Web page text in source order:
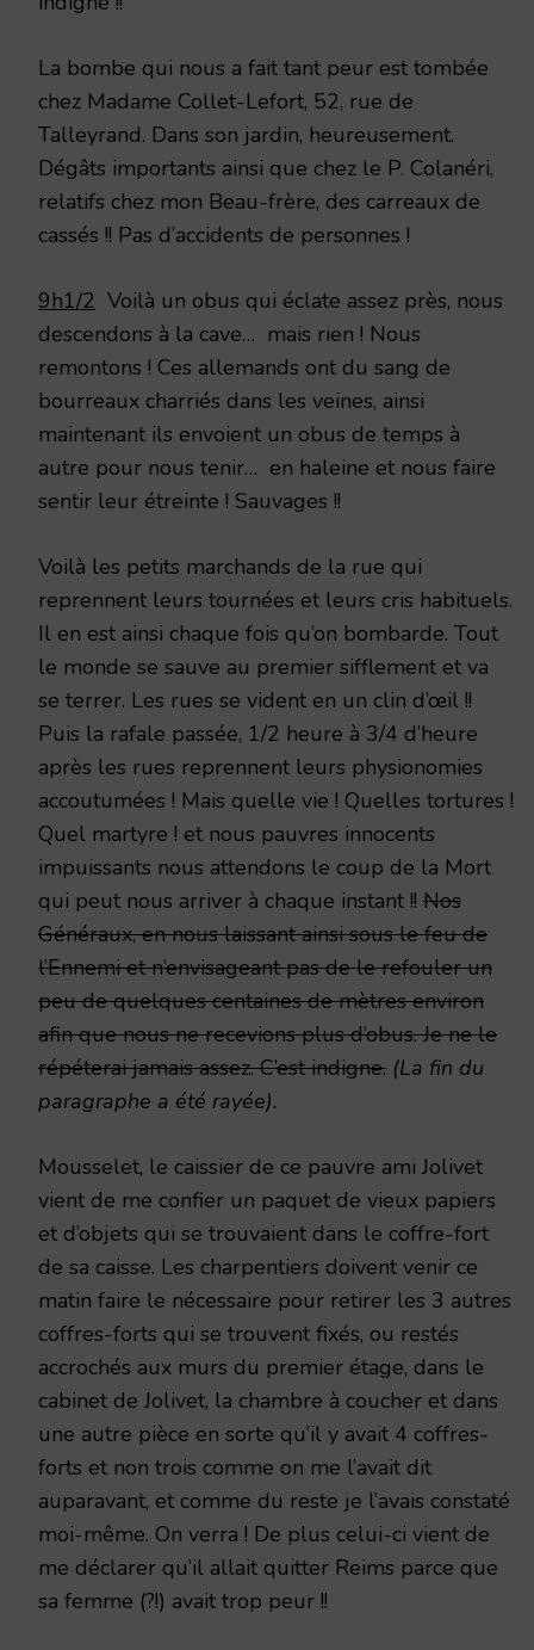
La bombe qui nous a fait tant peur est tombée
chez Madame Collet-Lefort, 52, rue de
Talleyrand. Dans son jardin, heureusement.
Dégâts importants ainsi que chez le P. Colanéri,
relatifs chez mon Beau-frère, des carreaux de
cassés !! Pas d’accidents de personnes !
9h1/2 Voilà un obus qui éclate assez près, nous
descendons à la cave… mais rien ! Nous
remontons ! Ces allemands ont du sang de
bourreaux charriés dans les veines, ainsi
maintenant ils envoient un obus de temps à
autre pour nous tenir… en haleine et nous faire
sentir leur étreinte ! Sauvages !!
Voilà les petits marchands de la rue qui
reprennent leurs tournées et leurs cris habituels.
Il en est ainsi chaque fois qu’on bombarde. Tout
le monde se sauve au premier sifflement et va
se terrer. Les rues se vident en un clin d’œil !!
Puis la rafale passée, 1/2 heure à 3/4 d’heure
après les rues reprennent leurs physionomies
accoutumées ! Mais quelle vie ! Quelles tortures !
Quel martyre ! et nous pauvres innocents
impuissants nous attendons le coup de la Mort
qui peut nous arriver à chaque instant !! Nos
Généraux, en nous laissant ainsi sous le feu de
l’Ennemi et n’envisageant pas de le refouler un
peu de quelques centaines de mètres environ
afin que nous ne recevions plus d’obus. Je ne le
répéterai jamais assez. C’est indigne. (La fin du
paragraphe a été rayée).
Mousselet, le caissier de ce pauvre ami Jolivet
vient de me confier un paquet de vieux papiers
et d’objets qui se trouvaient dans le coffre-fort
de sa caisse. Les charpentiers doivent venir ce
matin faire le nécessaire pour retirer les 3 autres
coffres-forts qui se trouvent fixés, ou restés
accrochés aux murs du premier étage, dans le
cabinet de Jolivet, la chambre à coucher et dans
une autre pièce en sorte qu’il y avait 4 coffres-
forts et non trois comme on me l’avait dit
auparavant, et comme du reste je l’avais constaté
moi-même. On verra ! De plus celui-ci vient de
me déclarer qu’il allait quitter Reims parce que
sa femme (?!) avait trop peur !!